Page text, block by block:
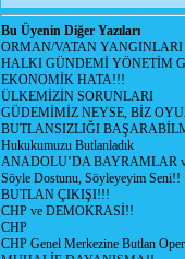
Bu Üyenin Diğer Yazıları
ORMAN/VATAN
HALKI GÜNDEMİ YÖNETİM
EKONOMİK HATA!!!
ÜLKEMİZİN SORUNLARI
GÜDEMİMİZ NEYSE, BİZ
BUTLANSIZLIĞI
Hukukumuzu Butlanladık
ANADOLU’DA BAYRAMLAR
Söyle Dostunu, Söyleyeyim Seni!!
BUTLAN ÇIKIŞI!!!
CHP ve DEMOKRASİ!!
CHP
CHP Genel Merkezine Butlan